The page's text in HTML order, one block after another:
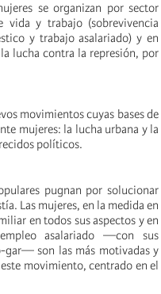
se organizan por sector
y trabajo (sobrevivencia
y trabajo asalariado) y en
lucha contra la represión, por
movimientos cuyas bases de
mujeres: la lucha urbana y la
políticos.
pugnan por solucionar
Las mujeres, en la medida en
en todos sus aspectos y en
asalariado —con sus
gar— son las más motivadas y
movimiento, centrado en el